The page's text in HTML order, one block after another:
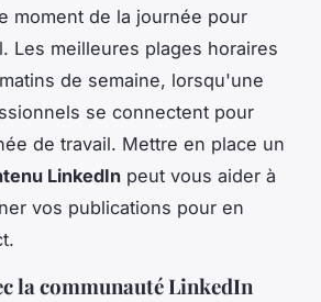
moment de la journée pour
Les meilleures plages horaires
de semaine, lorsqu'une
se connectent pour
de travail. Mettre en place un
LinkedIn peut vous aider à
vos publications pour en
la communauté LinkedIn